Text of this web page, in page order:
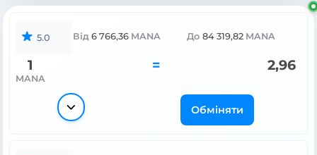
5.0 Від 6 766,36 MANA До 84 319,82 MANA
1
MANA
= 2,96
Обміняти